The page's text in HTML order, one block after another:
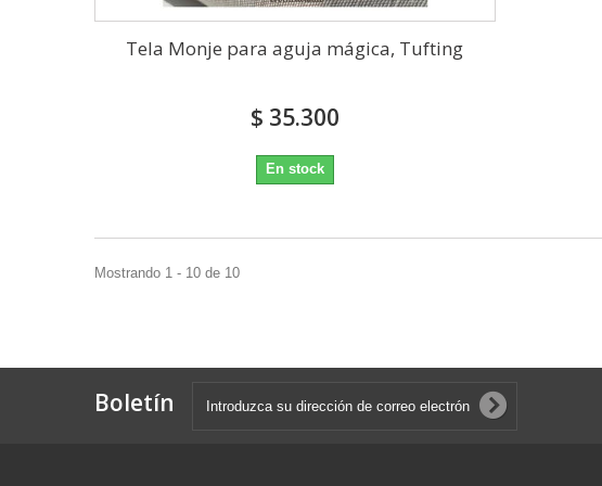
Tela Monje para aguja mágica, Tufting
$ 35.300
En stock
Mostrando 1 - 10 de 10
Boletín